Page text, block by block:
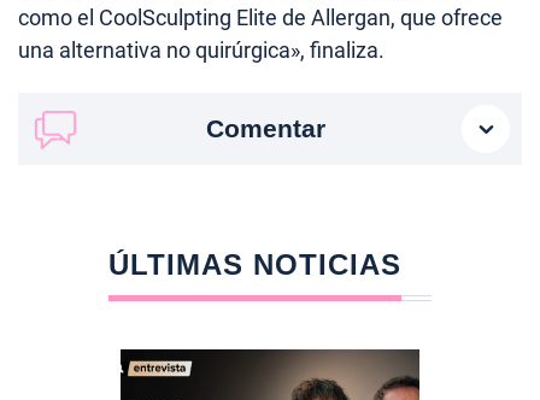
como el CoolSculpting Elite de Allergan, que ofrece
una alternativa no quirúrgica», finaliza.
Comentar
ÚLTIMAS NOTICIAS